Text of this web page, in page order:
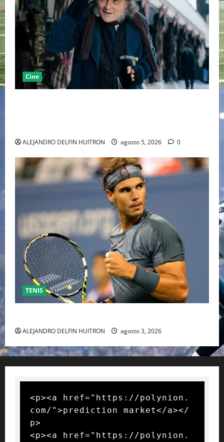
Cine
ALEJANDRO DELFIN HUITRON agosto 5, 2026 0
TENIS
ALEJANDRO DELFIN HUITRON agosto 3, 2026
<p><a href="https://polynion.
com/">prediction market</a></
p>
<p><a href="https://polynion.